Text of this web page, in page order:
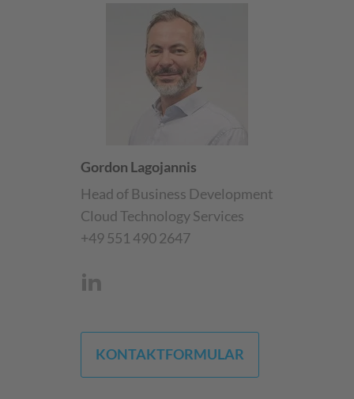
Gordon Lagojannis
Head of Business Development
Cloud Technology Services
+49 551 490 2647
KONTAKTFORMULAR